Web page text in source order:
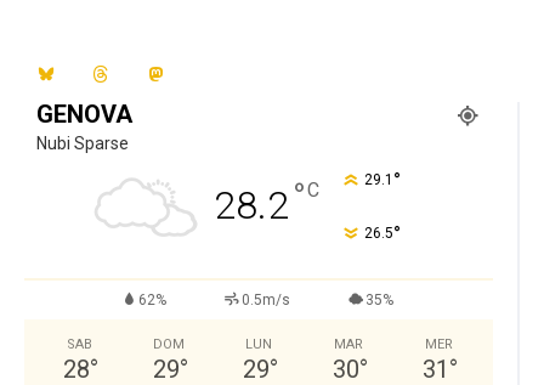
GENOVA
Nubi Sparse
28.2°C 29.1 °
26.5°
62% 0.5m/s 35%
SAB
28°
DOM
29°
LUN
29°
MAR
30°
MER
31 °